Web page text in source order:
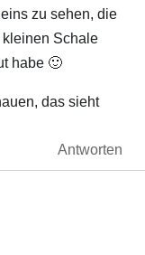
zu sehen, die
Schale
habe 🙂
das sieht
Antworten